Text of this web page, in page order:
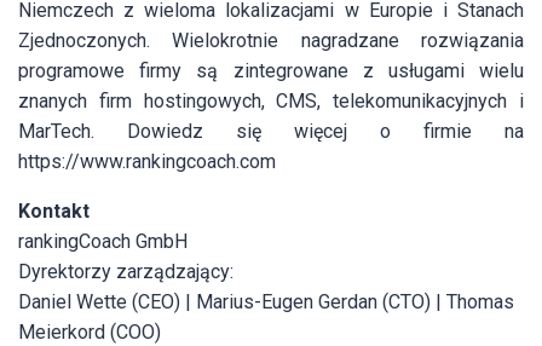
Niemczech z wieloma lokalizacjami w Europie i Stanach
Zjednoczonych. Wielokrotnie nagradzane rozwiązania
programowe firmy są zintegrowane z usługami wielu
znanych firm hostingowych, CMS, telekomunikacyjnych i
MarTech. Dowiedz się więcej o firmie na
https://www.rankingcoach.com
Kontakt
rankingCoach GmbH
Dyrektorzy zarządzający:
Daniel Wette (CEO) | Marius-Eugen Gerdan (CTO) | Thomas
Meierkord (COO)